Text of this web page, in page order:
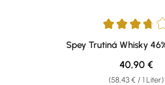
Durchschnittliche Bewertung von
Spey Trutiná Whisky
(58,43 € / 1 Liter)
Regulärer
40,90 €